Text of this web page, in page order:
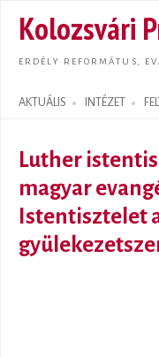
Kolozsvári
ERDÉLY REFORMÁTUS,
AKTUÁLIS INTÉZET
Search form
Luther
magyar
Istentisztelet